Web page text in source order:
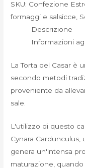
SKU: Confezione
formaggi e salsicce
Descrizione
Informazioni
La Torta del Casar è
secondo metodi
proveniente da
sale.
L'utilizzo di questo
Cynara
genera un'intensa
maturazione,